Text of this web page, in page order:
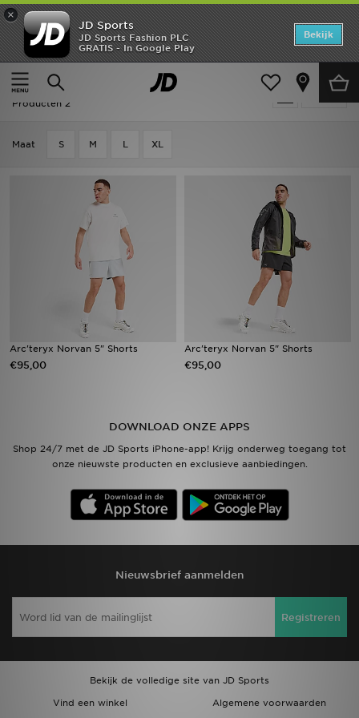
×
JD Sports
JD Sports Fashion PLC
GRATIS - In Google Play
Bekijk
Thuis
Heren Herenkleding Shorts
Heren - Arc'teryx Shorts
Producten 2
Maat S M L XL
Arc'teryx Norvan 5" Shorts
€95,00
Arc'teryx Norvan 5" Shorts
€95,00
DOWNLOAD ONZE APPS
Shop 24/7 met de JD Sports iPhone-app! Krijg onderweg toegang tot
onze nieuwste producten en exclusieve aanbiedingen.
Nieuwsbrief aanmelden
Registreren
Bekijk de volledige site van JD Sports
Vind een winkel
Algemene voorwaarden
Home
Offers
New In
Bestelling traceren
Mijn JD
Klantenservice
Download de app